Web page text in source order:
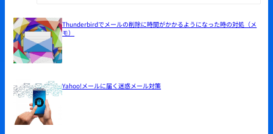
Thunderbirdでメールの削除に時間がかかるようになった時の対処（メ
モ）
Yahoo!メールに届く迷惑メール対策